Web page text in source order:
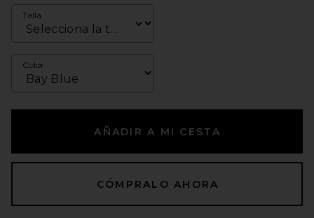
Talla
Color
AÑADIR A MI CESTA
CÓMPRALO AHORA